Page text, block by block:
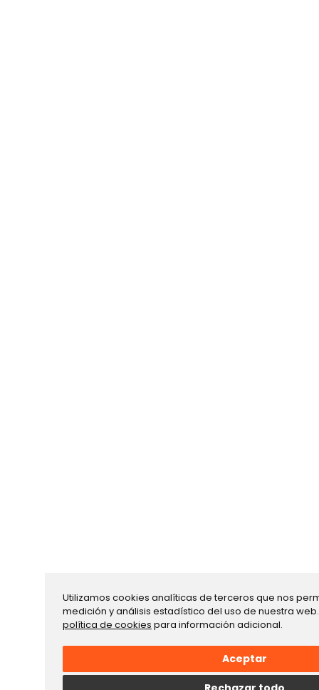
Utilizamos cookies analíticas de terceros que nos
medición y análisis estadístico del uso de nuestra
política de cookies para información adicional.
Aceptar